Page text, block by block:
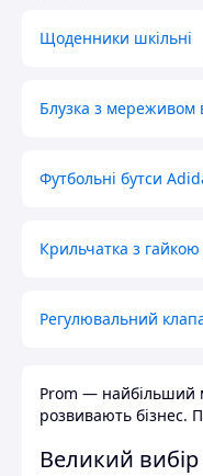
Щоденники шкільні
Блузка з мереживом
Футбольні бутси
Крильчатка з гайкою
Регулювальний
Prom — найбільший
розвивають бізнес.
Великий